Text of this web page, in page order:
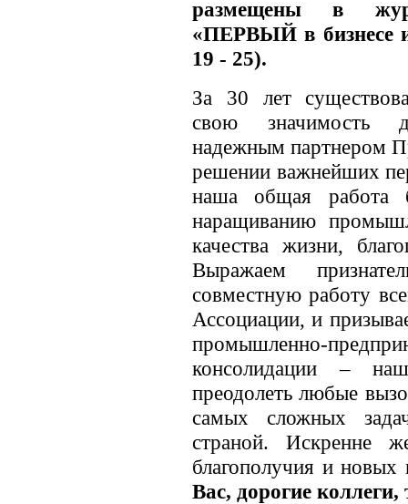
размещены в
«ПЕРВЫЙ в бизнесе
19 - 25).
За 30 лет
свою значимость
надежным партнером
решении важнейших
наша общая работа
наращиванию
качества жизни,
Выражаем
совместную работу
Ассоциации, и
промышленно-
консолидации –
преодолеть любые
самых сложных
страной. Искренне
благополучия и новых
Вас, дорогие